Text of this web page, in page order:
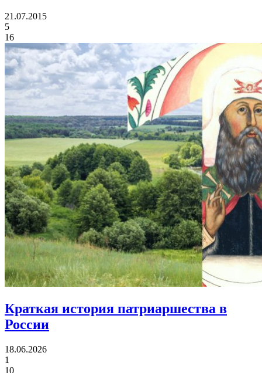
21.07.2015
5
16
Краткая история патриаршества в
России
18.06.2026
1
10